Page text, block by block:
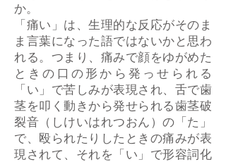
か。
「痛い」は、生理的な反応がそのま
ま言葉になった語ではないかと思わ
れる。つまり、痛みで顔をゆがめた
ときの口の形から発っせられる
「い」で苦しみが表現され、舌で歯
茎を叩く動きから発せられる歯茎破
裂音（しけいはれつおん）の「た」
で、殴られたりしたときの痛みが表
現されて、それを「い」で形容詞化